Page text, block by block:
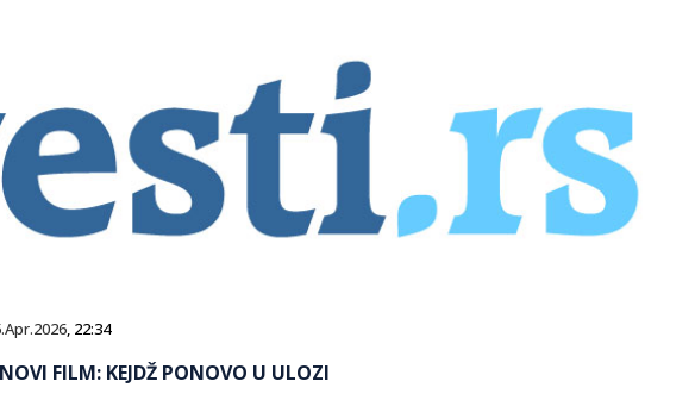
, 22:34
FILM: KEJDŽ PONOVO U ULOZI